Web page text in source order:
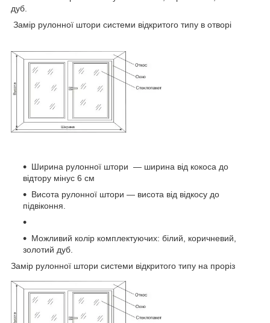
дуб.
Замір рулонної штори системи відкритого типу в отворі
Ширина рулонної штори ― ширина від кокоса до
відтору мінус 6 см
Висота рулонної штори — висота від відкосу до
підвіконня.
Можливий колір комплектуючих: білий, коричневий,
золотий дуб.
Замір рулонної штори системи відкритого типу на проріз